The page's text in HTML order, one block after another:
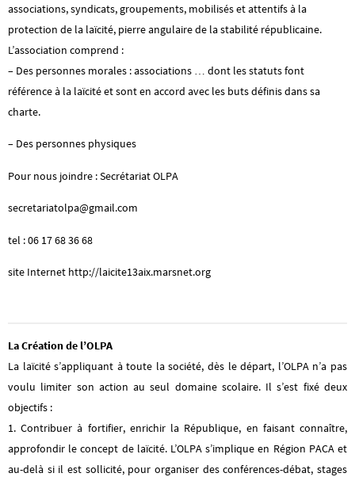
associations, syndicats, groupements, mobilisés et attentifs à la
protection de la laïcité, pierre angulaire de la stabilité républicaine.
L’association comprend :
– Des personnes morales : associations … dont les statuts font
référence à la laïcité et sont en accord avec les buts définis dans sa
charte.
– Des personnes physiques
Pour nous joindre : Secrétariat OLPA
secretariatolpa@gmail.com
tel : 06 17 68 36 68
site Internet http://laicite13aix.marsnet.org
La Création de l’OLPA
La laïcité s’appliquant à toute la société, dès le départ, l’OLPA n’a pas
voulu limiter son action au seul domaine scolaire. Il s’est fixé deux
objectifs :
1. Contribuer à fortifier, enrichir la République, en faisant connaître,
approfondir le concept de laïcité. L’OLPA s’implique en Région PACA et
au-delà si il est sollicité, pour organiser des conférences-débat, stages